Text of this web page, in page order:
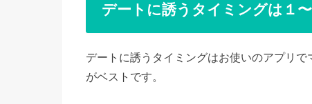
デートに誘うタイミングは１
デートに誘うタイミングはお使いのアプリ
がベストです。